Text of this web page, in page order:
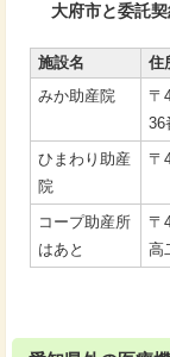
大府市と委託
施設名 住
みか助産院
〒
36
ひまわり助産
院
〒
コープ助産所
はあと
〒
高